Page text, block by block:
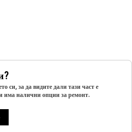
си, за да видите дали тази част е
има налични опции за ремонт.